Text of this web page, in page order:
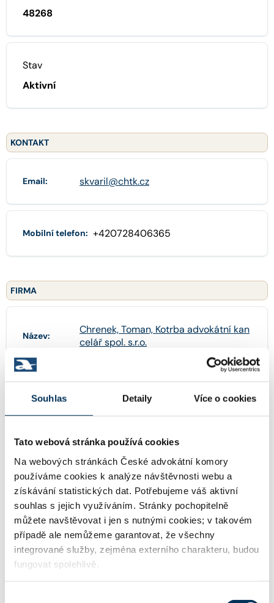
Souhlas Detaily Více o cookies
Tato webová stránka používá cookies
Na webových stránkách České advokátní komory
používáme cookies k analýze návštěvnosti webu a
získávání statistických dat. Potřebujeme váš aktivní
souhlas s jejich využíváním. Stránky pochopitelně
můžete navštěvovat i jen s nutnými cookies; v takovém
případě ale nemůžeme garantovat, že všechny
integrované služby, zejména externího charakteru, budou
fungovat spolehlivě.
48268
Stav
Aktivní
KONTAKT
Email: skvaril@chtk.cz
Mobilní telefon: +420728406365
FIRMA
Název:
Chrenek, Toman, Kotrba advokátní kan
celář spol. s.r.o.
IČO: 28505913
Adresa: Těšnov 1059/1 , 11000 Praha
WWW: http://www.chrenektomankotrba.cz
Email: kancelar@chtk.cz